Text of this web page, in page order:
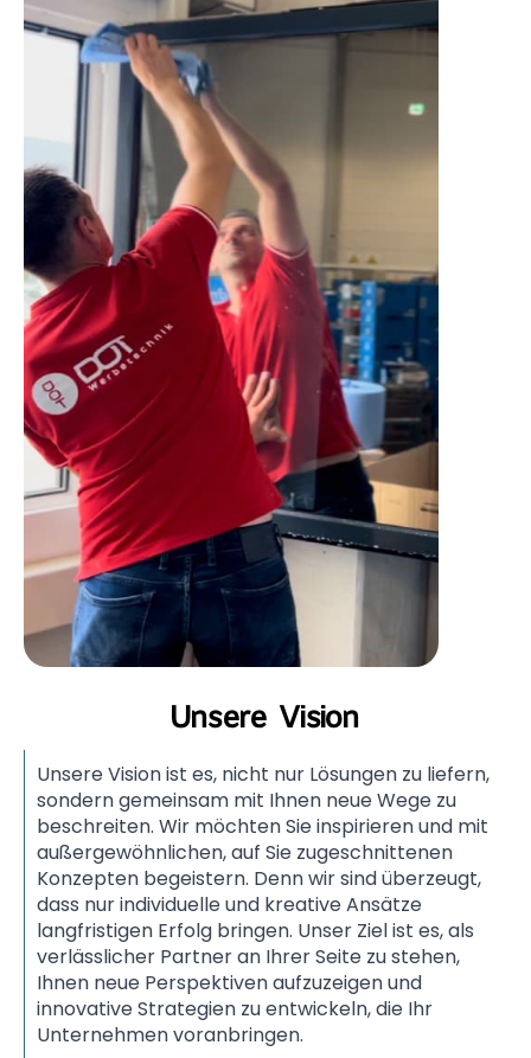
Unsere Vision
Unsere Vision ist es, nicht nur Lösungen zu liefern,
sondern gemeinsam mit Ihnen neue Wege zu
beschreiten. Wir möchten Sie inspirieren und mit
außergewöhnlichen, auf Sie zugeschnittenen
Konzepten begeistern. Denn wir sind überzeugt,
dass nur individuelle und kreative Ansätze
langfristigen Erfolg bringen. Unser Ziel ist es, als
verlässlicher Partner an Ihrer Seite zu stehen,
Ihnen neue Perspektiven aufzuzeigen und
innovative Strategien zu entwickeln, die Ihr
Unternehmen voranbringen.